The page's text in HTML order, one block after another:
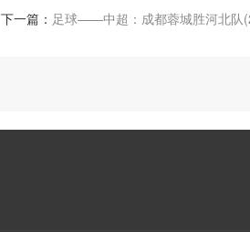
下一篇： 足球——中超：成都蓉城胜河北队